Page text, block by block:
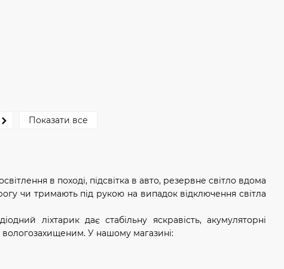
в поході, підсвітка в авто, резервне світло вдома
чи тримають під рукою на випадок відключення світла
ліхтарик дає стабільну яскравість, акумуляторні
вологозахищеним. У нашому магазині:
Показати все